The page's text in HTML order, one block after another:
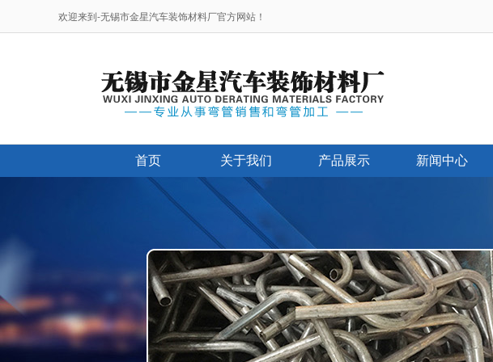
欢迎来到-无锡市金星汽车装饰材料厂官方网站！
首页 关于我们 产品展示 新闻中心